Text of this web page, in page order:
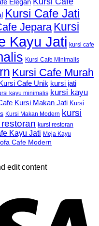
Elegan
Kursi Cafe Jati
Jepara Kursi
Kayu Jati kursi cafe
Kursi Cafe Minimalis
Kursi Cafe Murah
Cafe Unik kursi jati
kayu minimalis kursi kayu
Kursi Makan Jati Kursi
Kursi Makan Modern
kursi
restoran kursi restoran
Kayu Jati Meja Kayu
Cafe Modern
edit content